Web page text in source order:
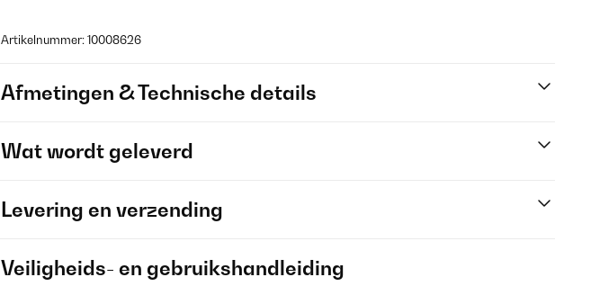
Artikelnummer: 10008626
Afmetingen & Technische details
Wat wordt geleverd
Levering en verzending
Veiligheids- en gebruikshandleiding